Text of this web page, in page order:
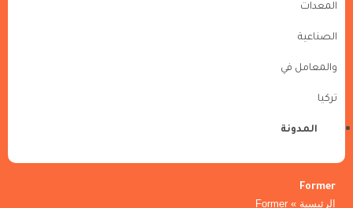
المعدات
الصناعية
والمعامل في
تركيا
المدونة
Former
الرئيسية »
Former